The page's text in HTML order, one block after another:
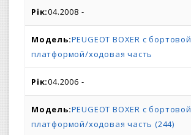
04.2008 -
PEUGEOT BOXER c бортовой
платформой/ходовая часть
04.2006 -
PEUGEOT BOXER c бортовой
платформой/ходовая часть (244)